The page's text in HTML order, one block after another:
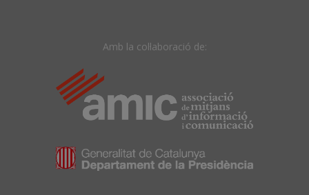
Amb la col·laboració de: